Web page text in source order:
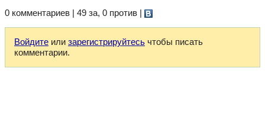
0 комментариев | 49 за, 0 против
Войдите или зарегистрируйтесь чтобы писать
комментарии.